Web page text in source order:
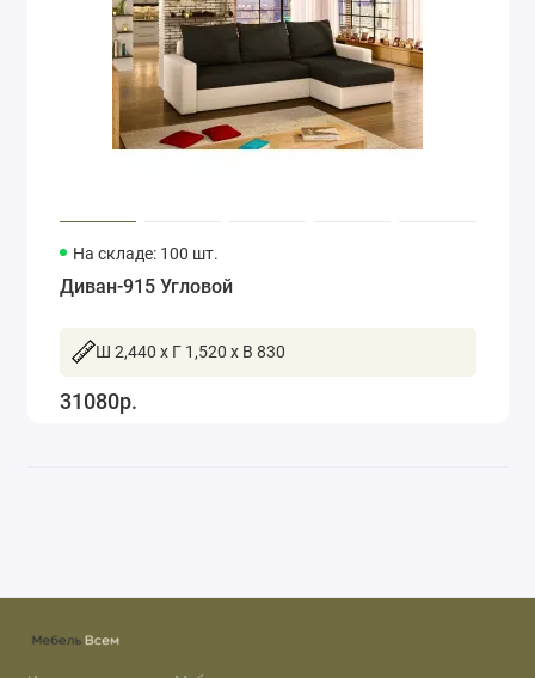
На складе: 100 шт.
Диван-915 Угловой
Ш 2,440 x Г 1,520 x В 830
31080р.